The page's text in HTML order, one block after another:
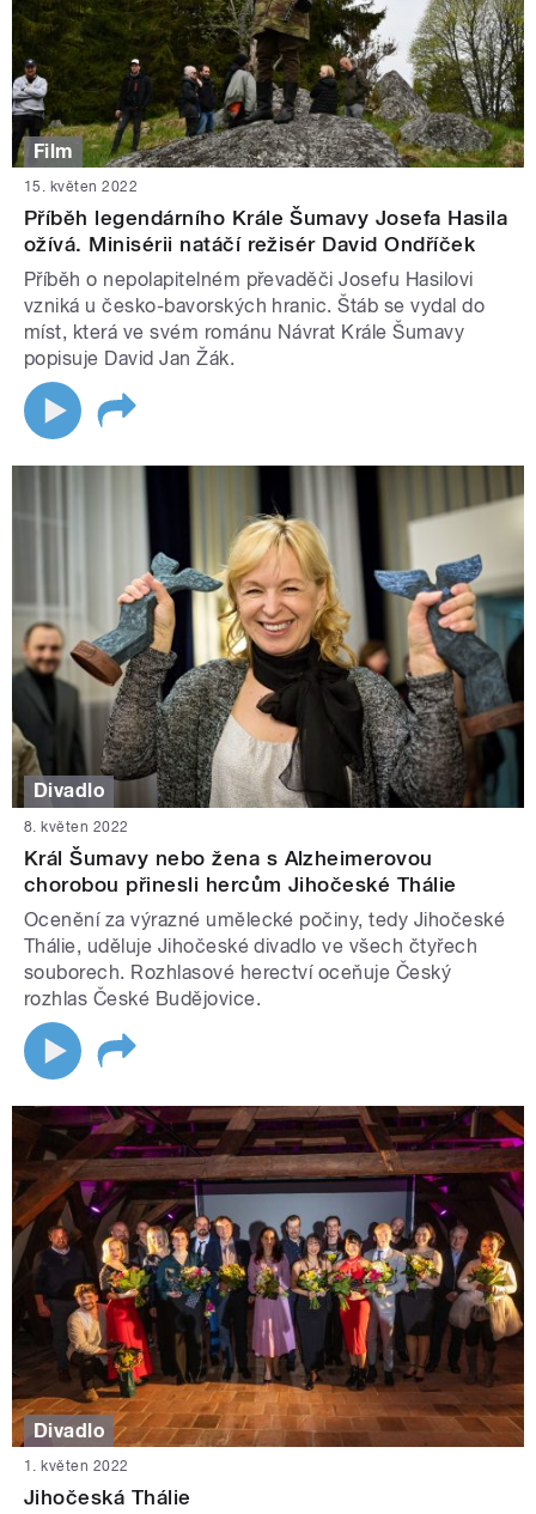
Film
15. květen 2022
Příběh legendárního Krále Šumavy Josefa Hasila
ožívá. Minisérii natáčí režisér David Ondříček
Příběh o nepolapitelném převaděči Josefu Hasilovi
vzniká u česko-bavorských hranic. Štáb se vydal do
míst, která ve svém románu Návrat Krále Šumavy
popisuje David Jan Žák.
Divadlo
8. květen 2022
Král Šumavy nebo žena s Alzheimerovou
chorobou přinesli hercům Jihočeské Thálie
Ocenění za výrazné umělecké počiny, tedy Jihočeské
Thálie, uděluje Jihočeské divadlo ve všech čtyřech
souborech. Rozhlasové herectví oceňuje Český
rozhlas České Budějovice.
Divadlo
1. květen 2022
Jihočeská Thálie